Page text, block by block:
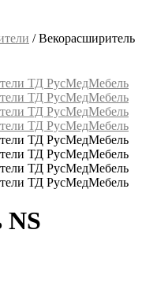
/ Векорасширитель
NS